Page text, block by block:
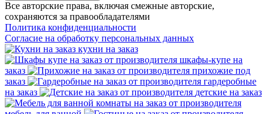
Все авторские права, включая смежные авторские,
сохраняются за правообладателями
Политика конфиденциальности
Согласие на обработку персональных данных
кухни на заказ
шкафы-купе на
заказ
прихожие под
заказ
гардеробные
на заказ
детские на заказ